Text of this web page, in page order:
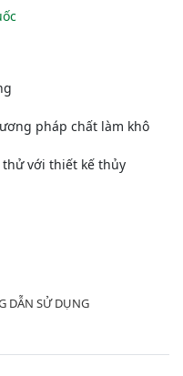
pháp chất làm khô
thử với thiết kế thủy
DẪN SỬ DỤNG